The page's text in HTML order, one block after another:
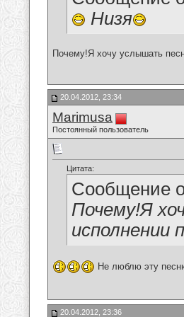
Низя
Почему!Я хочу услышать
20.04.2012, 23:34
Marimusa
Постоянный пользователь
Цитата:
Сообщение
Почему!Я
исполнении
Не люблю эту
20.04.2012, 23:36